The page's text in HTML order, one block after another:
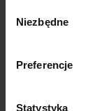
oferowanych
zgody
Niezbędne
Preferencje
Statystyka
Strona
Zdjęcia
Strona